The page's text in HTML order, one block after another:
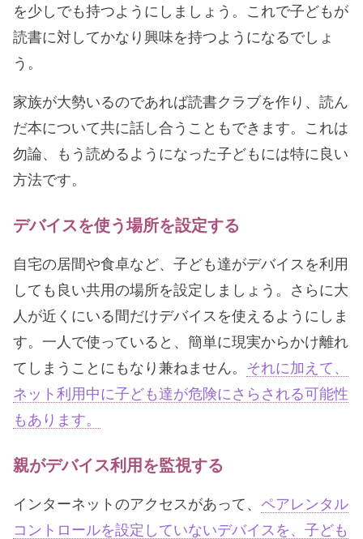
を少しでも持つようにしましょう。これで子どもが
読書に対してかなり興味を持つようになるでしょ
う。
家族が大勢いるのであれば読書クラブを作り、読ん
だ本について共に話し合うこともできます。これは
勿論、もう読めるようになった子どもには特に良い
方法です。
デバイスを使う場所を設定する
自宅の居間や食卓など、子ども達がデバイスを利用
しても良い共用の場所を設定しましょう。さらに大
人が近くにいる間だけデバイスを使えるようにしま
す。一人で使っていると、簡単に現実からかけ離れ
てしまうことにもなり兼ねません。 それに加えて、
ネット利用中に子ども達が危険にさらされる可能性
もあります。
親がデバイス利用を監視する
インターネットのアクセスがあって、 ペアレンタル
コントロールを設定していないデバイスを、子ども